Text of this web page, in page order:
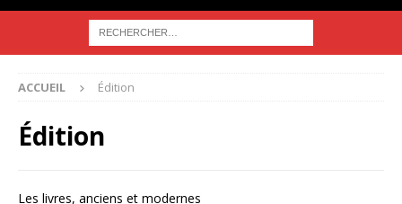
ACCUEIL Édition
Édition
Les livres, anciens et modernes